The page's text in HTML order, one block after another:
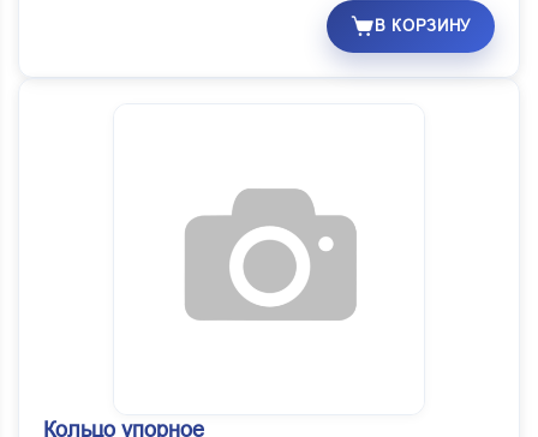
В КОРЗИНУ
Кольцо упорное